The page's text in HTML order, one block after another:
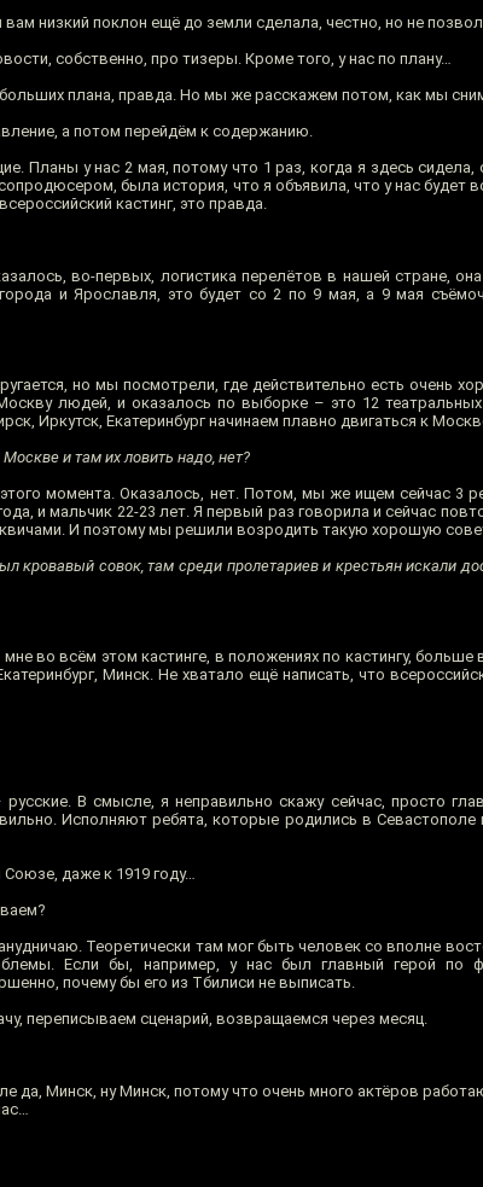
низкий поклон ещё до земли сделала, честно, но не
собственно, про тизеры. Кроме того, у нас по плану…
больших плана, правда. Но мы же расскажем потом, как мы
а потом перейдём к содержанию.
Планы у нас 2 мая, потому что 1 раз, когда я здесь
была история, что я объявила, что у нас будет
кастинг, это правда.
во-первых, логистика перелётов в нашей стране,
и Ярославля, это будет со 2 по 9 мая, а 9 мая
но мы посмотрели, где действительно есть очень
людей, и оказалось по выборке – это 12
Иркутск, Екатеринбург начинаем плавно двигаться к
и там их ловить надо, нет?
момента. Оказалось, нет. Потом, мы же ищем сейчас 3
и мальчик 22-23 лет. Я первый раз говорила и сейчас
И поэтому мы решили возродить такую хорошую
кровавый совок, там среди пролетариев и крестьян искали
во всём этом кастинге, в положениях по кастингу, больше
Минск. Не хватало ещё написать, что
В смысле, я неправильно скажу сейчас, просто
Исполняют ребята, которые родились в Севастополе
даже к 1919 году…
Теоретически там мог быть человек со вполне
Если бы, например, у нас был главный герой по
почему бы его из Тбилиси не выписать.
переписываем сценарий, возвращаемся через месяц.
да, Минск, ну Минск, потому что очень много актёров